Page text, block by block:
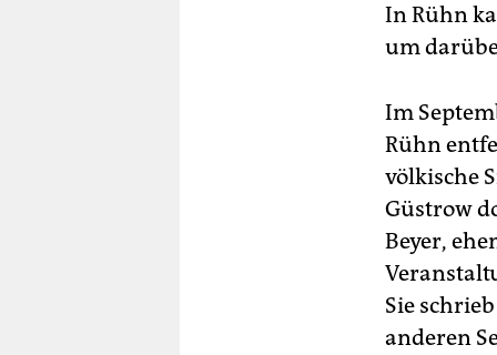
In Rühn
um
Im
Rühn
völkische
Güstrow
Beyer,
Sie
anderen